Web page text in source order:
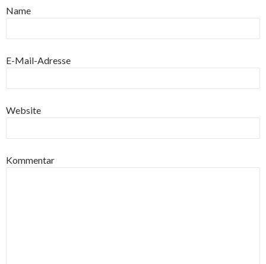
Name
E-Mail-Adresse
Website
Kommentar